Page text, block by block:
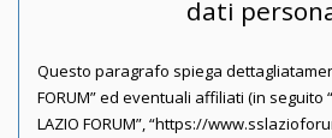
dati
Questo paragrafo spiega
FORUM” ed eventuali affiliati (in seguito
LAZIO FORUM”, “https://